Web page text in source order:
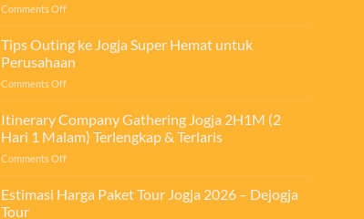
dalam
Seru,
Menantang,
dan
Membangun
Comments Offon
Outing
bagi
Perusahaan:
Investasi
Meningkatkan
Produktivitas,
Kekompakan
Loyalitas
Tips Outing ke Jogja Super Hemat untuk
Perusahaan
Comments Offon
Outing
ke
Jogja
Super
untuk
Perusahaan
Itinerary Company Gathering Jogja 2H1M (2
Hari 1 Malam) Terlengkap & Terlaris
Comments Offon
Company
Gathering
Estimasi Harga Paket Tour Jogja 2026 – Dejogja
Tour